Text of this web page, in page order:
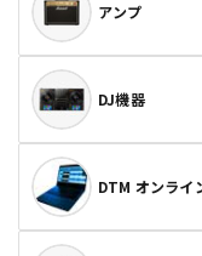
アンプ
DJ機器
DTM オンライ